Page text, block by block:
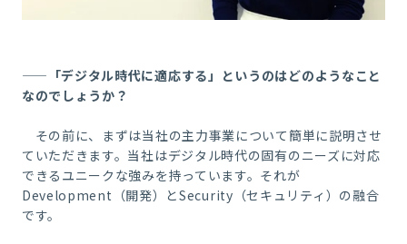
――「デジタル時代に適応する」というのはどのようなこと
なのでしょうか？
その前に、まずは当社の主力事業について簡単に説明させ
ていただきます。当社はデジタル時代の固有のニーズに対応
できるユニークな強みを持っています。それが
Development （開発）とSecurity （セキュリティ）の融合
です。